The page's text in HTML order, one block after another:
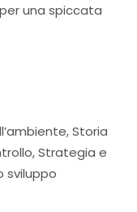
una spiccata
Storia
Strategia e
sviluppo